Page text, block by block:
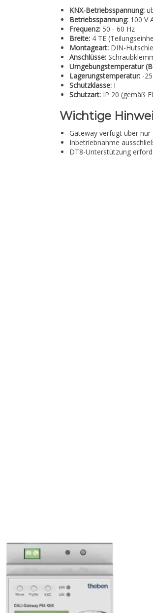
KNX-Betriebsspannung:
Betriebsspannung: 100 V
Frequenz: 50 - 60 Hz
Breite: 4 TE
Montageart: DIN-
Anschlüsse:
Umgebungstemperatur
Lagerungstemperatur: -
Schutzklasse: I
Schutzart: IP 20 (gemäß
Wichtige
Gateway verfügt über nur
Inbetriebnahme
DT8-Unterstützung